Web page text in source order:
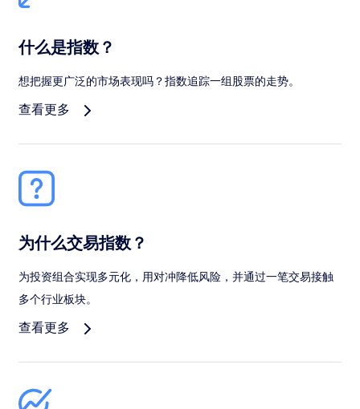
什么是指数？
想把握更广泛的市场表现吗？指数追踪一组股票的走势。
查看更多
为什么交易指数？
为投资组合实现多元化，用对冲降低风险，并通过一笔交易接触
多个行业板块。
查看更多